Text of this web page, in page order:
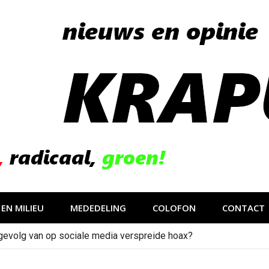
MILIEU MEDEDELING COLOFON CONTACT
van op sociale media verspreide hoax?